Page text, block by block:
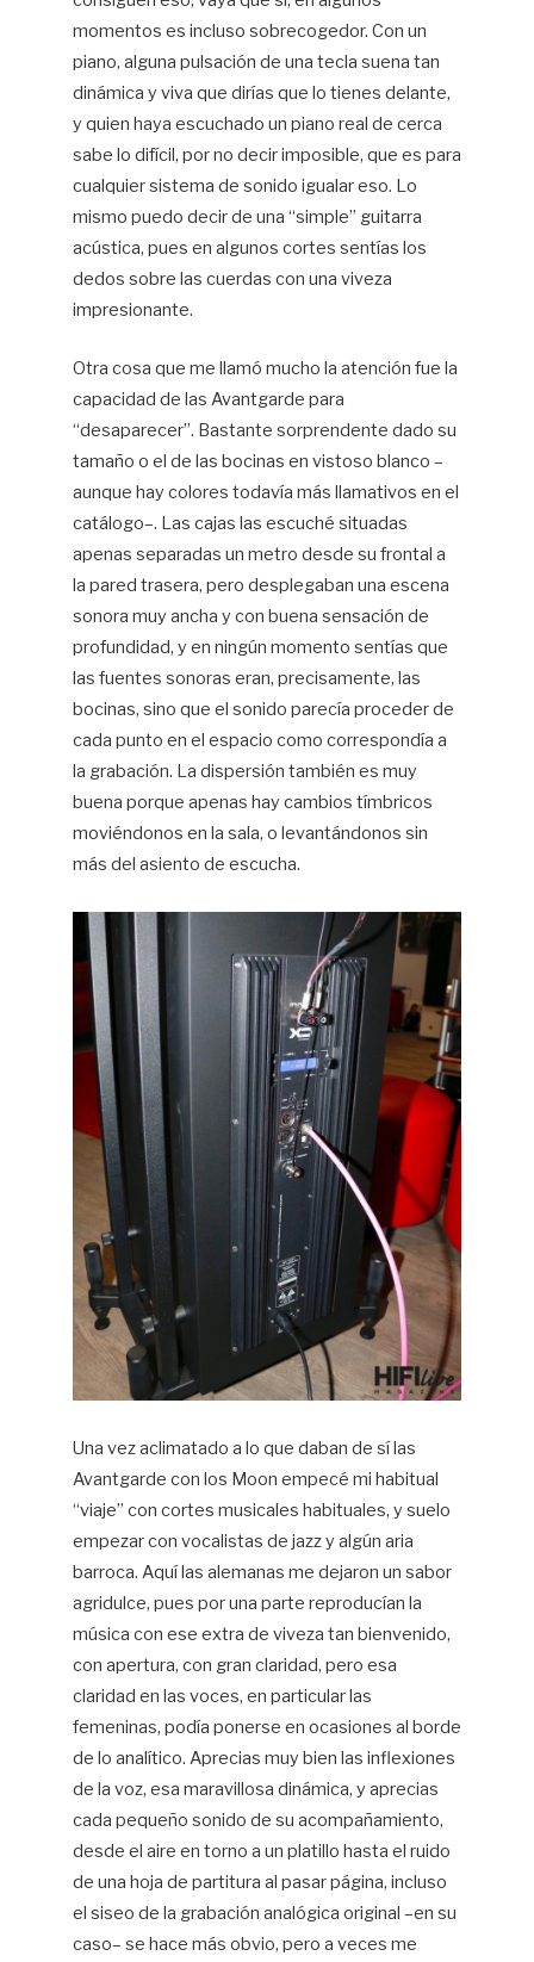
momentos es incluso sobrecogedor. Con un
piano, alguna pulsación de una tecla suena tan
dinámica y viva que dirías que lo tienes delante,
y quien haya escuchado un piano real de cerca
sabe lo difícil, por no decir imposible, que es para
cualquier sistema de sonido igualar eso. Lo
mismo puedo decir de una “simple” guitarra
acústica, pues en algunos cortes sentías los
dedos sobre las cuerdas con una viveza
impresionante.
Otra cosa que me llamó mucho la atención fue la
capacidad de las Avantgarde para
“desaparecer”. Bastante sorprendente dado su
tamaño o el de las bocinas en vistoso blanco –
aunque hay colores todavía más llamativos en el
catálogo–. Las cajas las escuché situadas
apenas separadas un metro desde su frontal a
la pared trasera, pero desplegaban una escena
sonora muy ancha y con buena sensación de
profundidad, y en ningún momento sentías que
las fuentes sonoras eran, precisamente, las
bocinas, sino que el sonido parecía proceder de
cada punto en el espacio como correspondía a
la grabación. La dispersión también es muy
buena porque apenas hay cambios tímbricos
moviéndonos en la sala, o levantándonos sin
más del asiento de escucha.
Una vez aclimatado a lo que daban de sí las
Avantgarde con los Moon empecé mi habitual
“viaje” con cortes musicales habituales, y suelo
empezar con vocalistas de jazz y algún aria
barroca. Aquí las alemanas me dejaron un sabor
agridulce, pues por una parte reproducían la
música con ese extra de viveza tan bienvenido,
con apertura, con gran claridad, pero esa
claridad en las voces, en particular las
femeninas, podía ponerse en ocasiones al borde
de lo analítico. Aprecias muy bien las inflexiones
de la voz, esa maravillosa dinámica, y aprecias
cada pequeño sonido de su acompañamiento,
desde el aire en torno a un platillo hasta el ruido
de una hoja de partitura al pasar página, incluso
el siseo de la grabación analógica original –en su
caso– se hace más obvio, pero a veces me